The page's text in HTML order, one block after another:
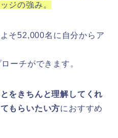
ジの強み。
そ52,000名に自分からア
ーチができます。
をきちんと理解してくれ
もらいたい方におすすめ